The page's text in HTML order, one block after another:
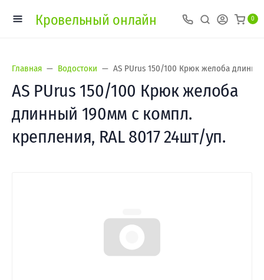
Кровельный онлайн 0
Главная Водостоки AS PUrus 150/100 Крюк желоба
AS PUrus 150/100 Крюк желоба
длинный 190мм с компл.
крепления, RAL 8017 24шт/уп.